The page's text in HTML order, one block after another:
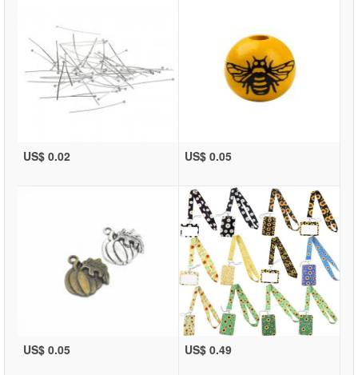
US$ 0.02 US$ 0.05
US$ 0.05 US$ 0.49